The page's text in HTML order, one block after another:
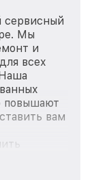
сервисный
Мы
и
всех
повышают
вам
для
вне